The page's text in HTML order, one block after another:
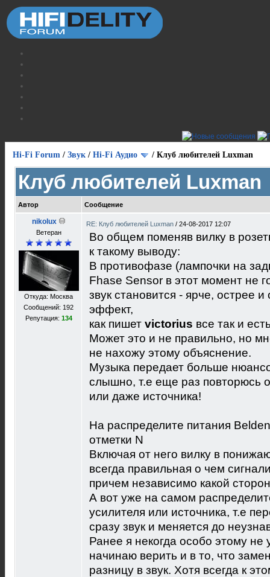
Hi-Fi Forum / Звук / Hi-Fi Аудио / Клуб любителей Luxman
Клуб любителей Luxman
Автор Сообщение
nikolux
Ветеран
Откуда: Москва
Сообщений: 192
Репутация: 134
RE: Клуб любителей Luxman / 24-08-2017 12:07
Во общем поменяв вилку в
к такому выводу:
В противофазе (лампочки на
Fhase Sensor в этот момент не
звук становится - ярче, острее
эффект,
как пишет victorius все так и
Может это и не правильно, но
не нахожу этому объяснение.
Музыка передает больше
слышно, т.е еще раз повторюсь
или даже источника!
На распределите питания
отметки N
Включая от него вилку в
всегда правильная о чем
причем независимо какой
А вот уже на самом
усилителя или источника, т.е
сразу звук и меняется до
Ранее я некогда особо этому
начинаю верить и в то, что
разницу в звук. Хотя всегда к